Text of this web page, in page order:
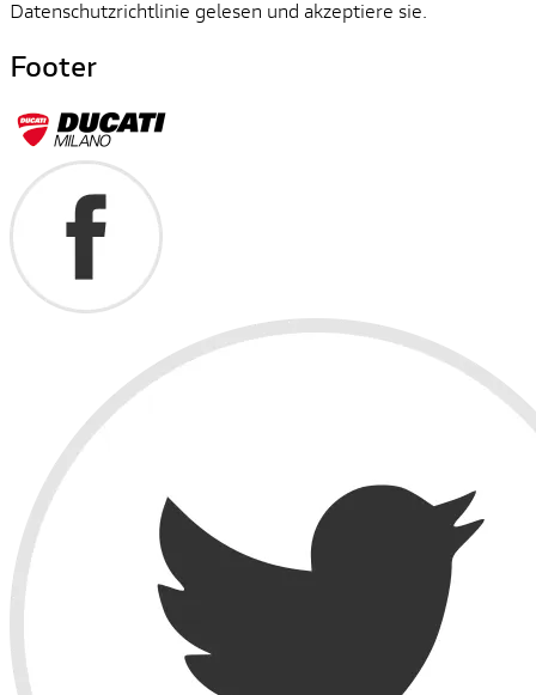
Datenschutzrichtlinie gelesen und akzeptiere sie.
Footer